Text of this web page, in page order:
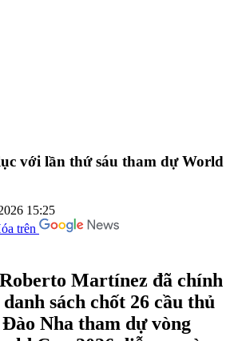
với lần thứ sáu tham dự World
15:25
trên
Martínez đã chính
sách chốt 26 cầu thủ
Nha tham dự vòng